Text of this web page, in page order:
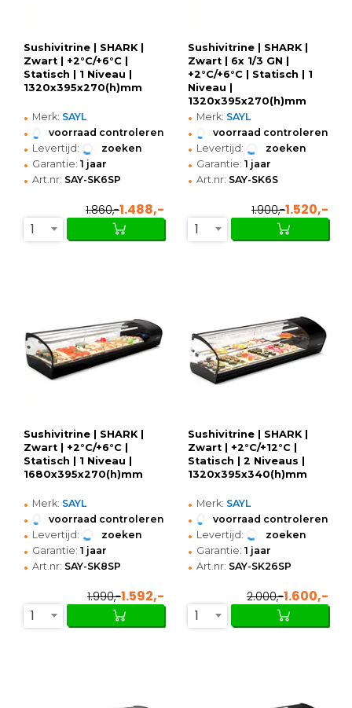
Sushivitrine | SHARK |
Zwart | +2°C/+6°C |
Statisch | 1 Niveau |
1320x395x270(h)mm
• Merk: SAYL
• voorraad controleren
• Levertijd: zoeken
• Garantie: 1 jaar
• Art.nr: SAY-SK6SP
1.860,-1.488,-
1
Sushivitrine | SHARK |
Zwart | 6x 1/3 GN |
+2°C/+6°C | Statisch | 1
Niveau |
1320x395x270(h)mm
• Merk: SAYL
• voorraad controleren
• Levertijd: zoeken
• Garantie: 1 jaar
• Art.nr: SAY-SK6S
1.900,-1.520,-
1
Sushivitrine | SHARK |
Zwart | +2°C/+6°C |
Statisch | 1 Niveau |
1680x395x270(h)mm
• Merk: SAYL
• voorraad controleren
• Levertijd: zoeken
• Garantie: 1 jaar
• Art.nr: SAY-SK8SP
1.990,-1.592,-
1
Sushivitrine | SHARK |
Zwart | +2°C/+12°C |
Statisch | 2 Niveaus |
1320x395x340(h)mm
• Merk: SAYL
• voorraad controleren
• Levertijd: zoeken
• Garantie: 1 jaar
• Art.nr: SAY-SK26SP
2.000,-1.600,-
1